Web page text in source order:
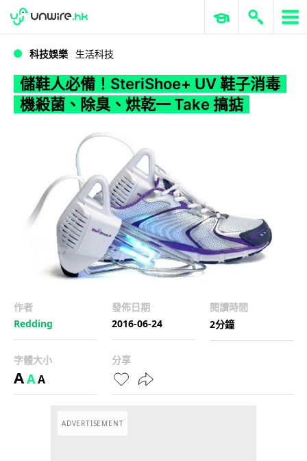
WWDC 2026 ERP 與商業 AI
科技娛樂 生活科技
儲鞋人必備！SteriShoe+ UV 鞋子消毒
機殺菌、除臭、烘乾一 Take 搞掂
作者
Redding
發佈日期
2016-06-24
閱讀時間
2分鐘
字體大小
AAA
分享
ADVERTISEMENT